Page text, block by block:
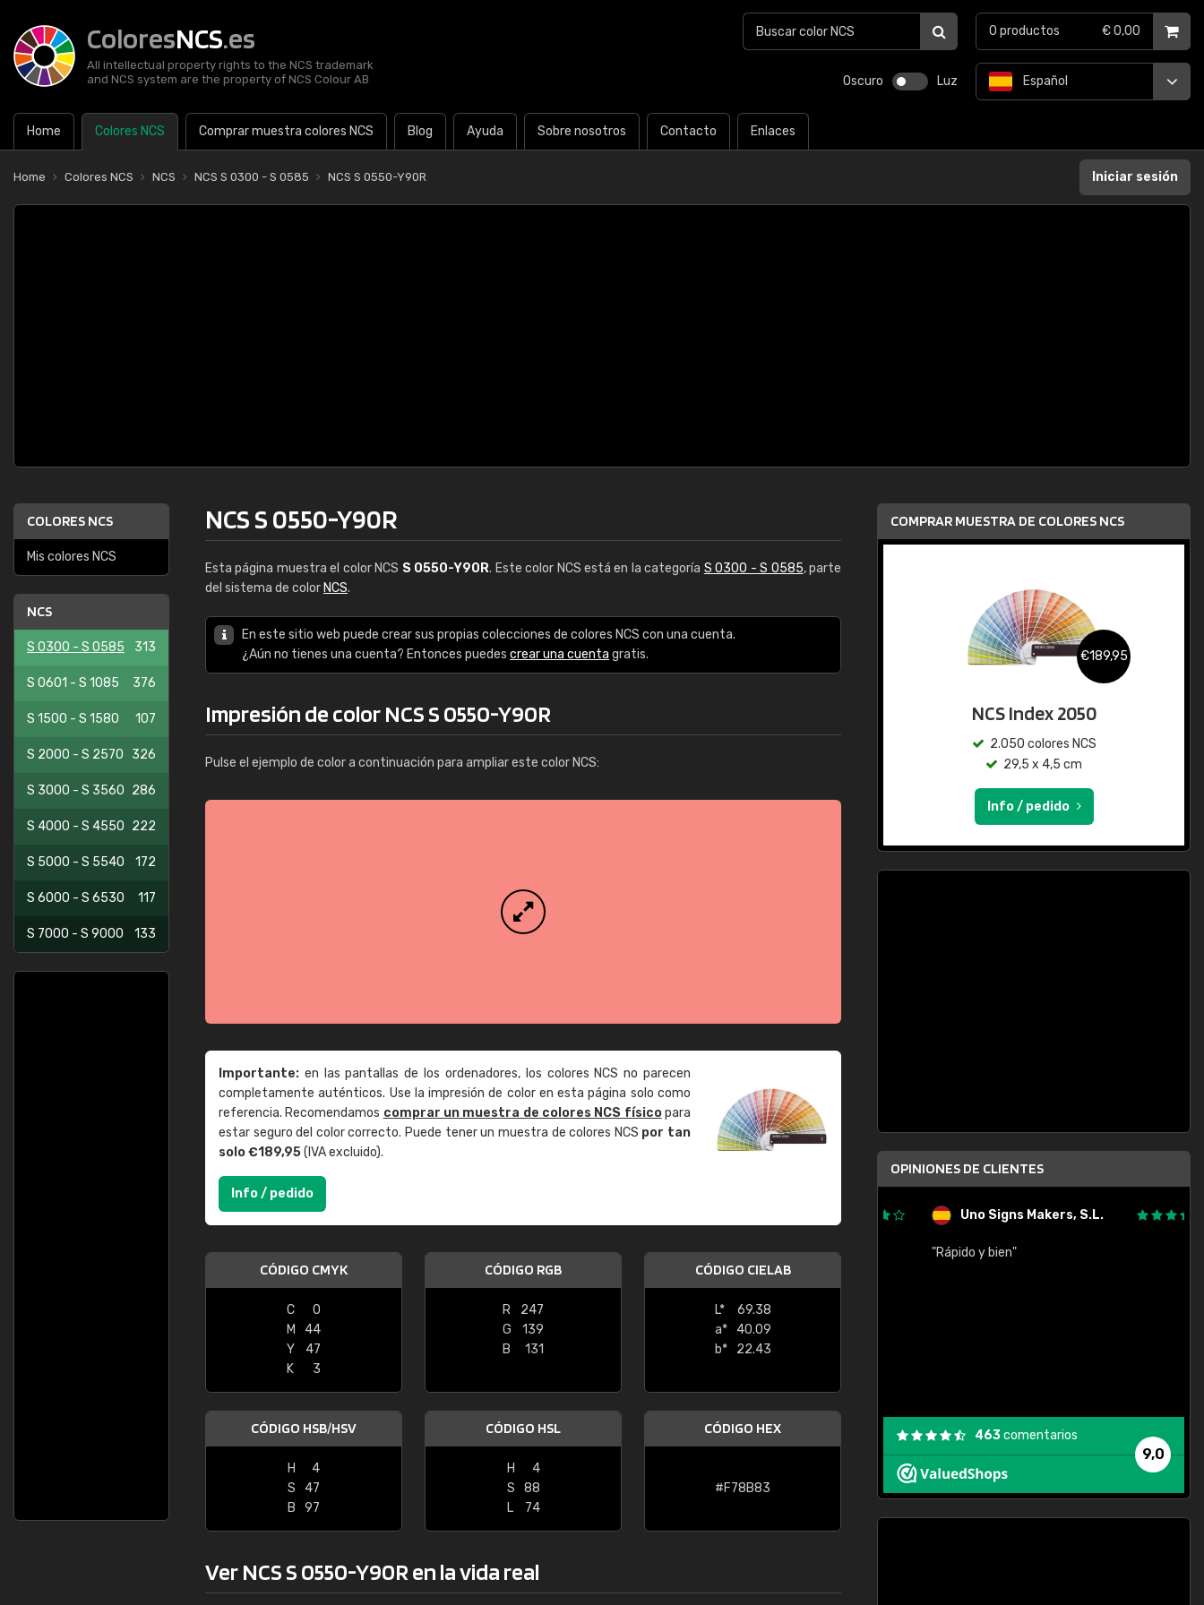
ColoresNCS.es
All intellectual property rights to the NCS trademark
and NCS system are the property of NCS Colour AB
Oscuro Luz
Home Colores NCS Comprar muestra colores NCS Blog Ayuda Sobre nosotros Contacto Enlaces
Español
0 productos € 0,00
Home Colores NCS NCS NCS S 0300 - S 0585 NCS S 0550-Y90R Iniciar sesión
COLORES NCS
Mis colores NCS
NCS
S 0300 - S 0585 313
S 0601 - S 1085 376
S 1500 - S 1580 107
S 2000 - S 2570 326
S 3000 - S 3560 286
S 4000 - S 4550 222
S 5000 - S 5540 172
S 6000 - S 6530 117
S 7000 - S 9000 133
NCS S 0550-Y90R
Esta página muestra el color NCS S 0550-Y90R. Este color NCS está en la categoría S 0300 - S 0585, parte
del sistema de color NCS.
En este sitio web puede crear sus propias colecciones de colores NCS con una cuenta.
¿Aún no tienes una cuenta? Entonces puedes crear una cuenta gratis.
Impresión de color NCS S 0550-Y90R
Pulse el ejemplo de color a continuación para ampliar este color NCS:
Importante: en las pantallas de los ordenadores, los colores NCS no parecen
completamente auténticos. Use la impresión de color en esta página solo como
referencia. Recomendamos comprar un muestra de colores NCS físicopara
estar seguro del color correcto. Puede tener un muestra de colores NCS por tan
solo €189,95(IVA excluido).
Info / pedido
CÓDIGO CMYK
C
0
M
44
Y
47
K
3
CÓDIGO RGB
R
247
G
139
B
131
CÓDIGO CIELAB
L*
69.38
a*
40.09
b*
22.43
CÓDIGO HSB/HSV
H
4
S
47
B
97
CÓDIGO HSL
H
4
S
88
L
74
CÓDIGO HEX
#F78B83
Ver NCS S 0550-Y90R en la vida real
COMPRAR MUESTRA DE COLORES NCS
€189,95
NCS Index 2050
2.050 colores NCS
29,5 x 4,5 cm
Info / pedido
OPINIONES DE CLIENTES
"Buen servicio. No obstante No es fácil
encontrar/comprar lo que se busca"
Uno Signs Makers, S.L.
"Rápido y bien"
9,0
463comentarios